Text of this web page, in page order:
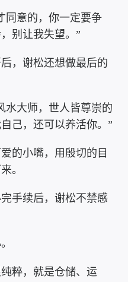
同意的，你一定要争
别让我失望。”
，谢松还想做最后的
水大师，世人皆尊崇的
己，还可以养活你。”
的小嘴，用殷切的目
。
手续后，谢松不禁感
粹，就是仓储、运